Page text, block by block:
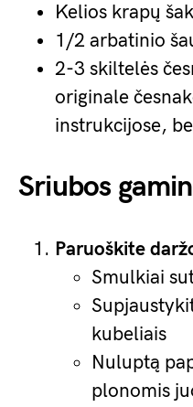
Kelios krapų
1/2 arbatinio
2-3 skiltelės
originale
instrukcijose,
Sriubos
Paruoškite
Smulkiai
kubeliais
Nuluptą
plonomis